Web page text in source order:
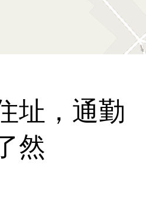
址，通勤
然